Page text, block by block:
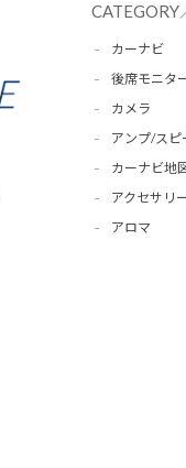
CATEGORY
カーナビ
後席モニタ
カメラ
アンプ/スピ
カーナビ地
アクセサリ
アロマ